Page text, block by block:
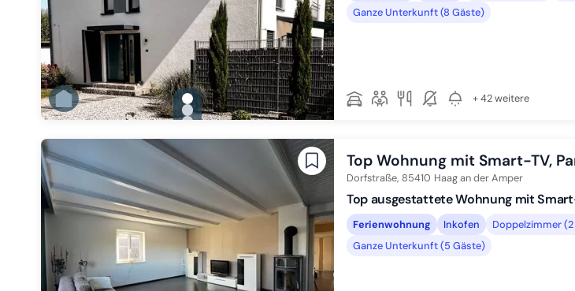
gallery.slide_selector
Zu Slide 1 wechseln
Zu Slide 2 wechseln
Zu Slide 4 wechseln
Zu Slide 5 wechseln
Zu Slide 6 wechseln
Ganze Unterkunft (8 Gäste)
+ 42 weitere
Top Wohnung mit Smart-TV,
Dorfstraße, 85410 Haag an der Amper
Top ausgestattete Wohnung mit
Ferienwohnung Inkofen Doppelzimmer
Ganze Unterkunft (5 Gäste)